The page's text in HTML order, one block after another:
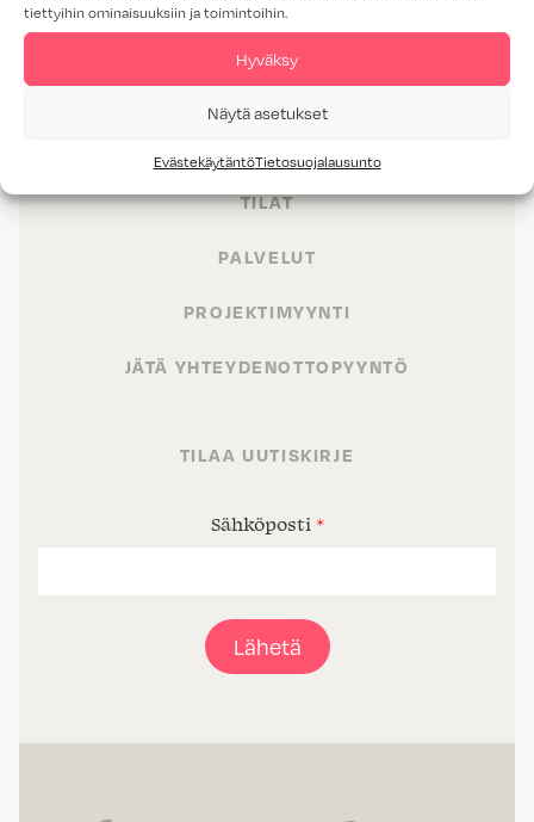
tiettyihin ominaisuuksiin ja toimintoihin.
Hyväksy
Näytä asetukset
EvästekäytäntöTietosuojalausunto
TILAT
PALVELUT
PROJEKTIMYYNTI
JÄTÄ YHTEYDENOTTOPYYNTÖ
TILAA UUTISKIRJE
Sähköposti *
Lähetä